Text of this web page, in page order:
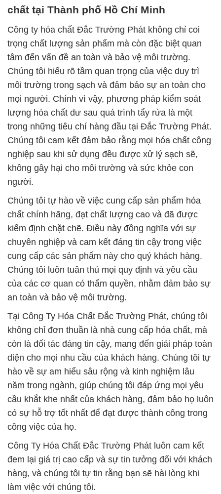
chất tại Thành phố Hồ Chí Minh
Công ty hóa chất Đắc Trường Phát không chỉ coi
trọng chất lượng sản phẩm mà còn đặc biệt quan
tâm đến vấn đề an toàn và bảo vệ môi trường.
Chúng tôi hiểu rõ tầm quan trọng của việc duy trì
môi trường trong sạch và đảm bảo sự an toàn cho
mọi người. Chính vì vậy, phương pháp kiểm soát
lượng hóa chất dư sau quá trình tẩy rửa là một
trong những tiêu chí hàng đầu tại Đắc Trường Phát.
Chúng tôi cam kết đảm bảo rằng mọi hóa chất công
nghiệp sau khi sử dụng đều được xử lý sạch sẽ,
không gây hại cho môi trường và sức khỏe con
người.
Chúng tôi tự hào về việc cung cấp sản phẩm hóa
chất chính hãng, đạt chất lượng cao và đã được
kiểm định chặt chẽ. Điều này đồng nghĩa với sự
chuyên nghiệp và cam kết đáng tin cậy trong việc
cung cấp các sản phẩm này cho quý khách hàng.
Chúng tôi luôn tuân thủ mọi quy định và yêu cầu
của các cơ quan có thẩm quyền, nhằm đảm bảo sự
an toàn và bảo vệ môi trường.
Tại Công Ty Hóa Chất Đắc Trường Phát, chúng tôi
không chỉ đơn thuần là nhà cung cấp hóa chất, mà
còn là đối tác đáng tin cậy, mang đến giải pháp toàn
diện cho mọi nhu cầu của khách hàng. Chúng tôi tự
hào về sự am hiểu sâu rộng và kinh nghiệm lâu
năm trong ngành, giúp chúng tôi đáp ứng mọi yêu
cầu khắt khe nhất của khách hàng, đảm bảo họ luôn
có sự hỗ trợ tốt nhất để đạt được thành công trong
công việc của họ.
Công Ty Hóa Chất Đắc Trường Phát luôn cam kết
đem lại giá trị cao cấp và sự tin tưởng đối với khách
hàng, và chúng tôi tự tin rằng bạn sẽ hài lòng khi
làm việc với chúng tôi.